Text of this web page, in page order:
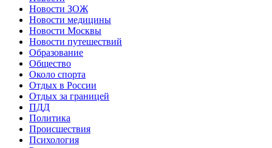
Новости ЗОЖ
Новости медицины
Новости Москвы
Новости путешествий
Образование
Общество
Около спорта
Отдых в России
Отдых за границей
ПДД
Политика
Происшествия
Психология